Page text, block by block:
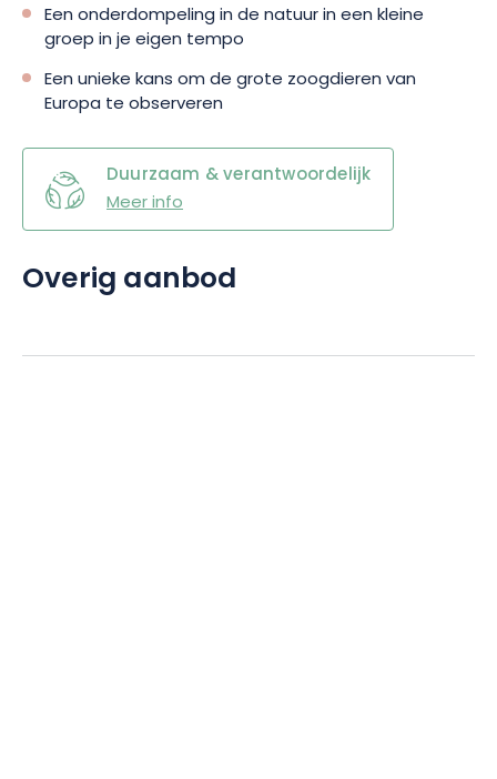
Een onderdompeling in de natuur in een kleine
groep in je eigen tempo
Een unieke kans om de grote zoogdieren van
Europa te observeren
Duurzaam & verantwoordelijk
Meer info
Overig aanbod